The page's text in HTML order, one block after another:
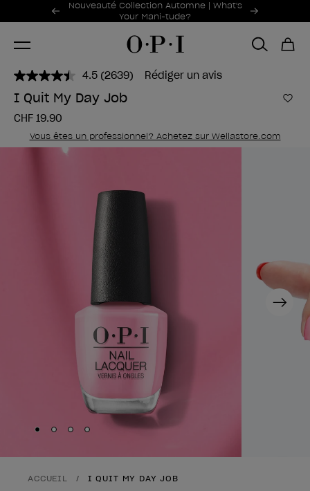
Offres promotionnelles
Nouveauté Collection Automne | What's
Your Mani-tude?
Item 1 of 2
4.5 Lire
2639
avis.
la
même
(2639) Rédiger un avis
I Quit My Day Job
CHF 19.90
Vous êtes un professionnel? Achetez sur Wellastore.com
Next
Skip to slide
Skip to slide
Skip to slide
Skip to slide
ACCUEIL I QUIT MY DAY JOB